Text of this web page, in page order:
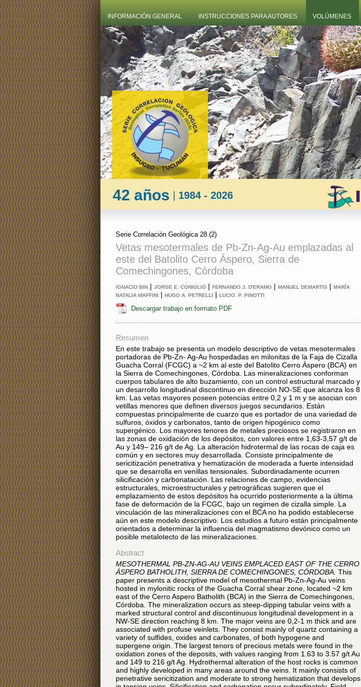
INFORMACIÓN GENERAL INSTRUCCIONES PARA AUTORES VOLÚMENES
42 años | 1984 - 2026
Serie Correlación Geológica 28 (2)
Vetas mesotermales de Pb-Zn-Ag-Au emplazadas al
este del Batolito Cerro Áspero, Sierra de
Comechingones, Córdoba
IGNACIO BIN | JORGE E. CONIGLIO | FERNANDO J. D'ERAMO | MANUEL DEMARTIS | MARÍA
NATALIA MAFFINI | HUGO A. PETRELLI | LUCIO. P. PINOTTI
Descargar trabajo en formato PDF
Resumen
En este trabajo se presenta un modelo descriptivo de vetas mesotermales
portadoras de Pb-Zn- Ag-Au hospedadas en milonitas de la Faja de Cizalla
Guacha Corral (FCGC) a ~2 km al este del Batolito Cerro Áspero (BCA) en
la Sierra de Comechingones, Córdoba. Las mineralizaciones conforman
cuerpos tabulares de alto buzamiento, con un control estructural marcado y
un desarrollo longitudinal discontinuo en dirección NO-SE que alcanza los 8
km. Las vetas mayores poseen potencias entre 0,2 y 1 m y se asocian con
vetillas menores que definen diversos juegos secundarios. Están
compuestas principalmente de cuarzo que es portador de una variedad de
sulfuros, óxidos y carbonatos, tanto de origen hipogénico como
supergénico. Los mayores tenores de metales preciosos se registraron en
las zonas de oxidación de los depósitos, con valores entre 1,63-3,57 g/t de
Au y 149– 216 g/t de Ag. La alteración hidrotermal de las rocas de caja es
común y en sectores muy desarrollada. Consiste principalmente de
sericitización penetrativa y hematización de moderada a fuerte intensidad
que se desarrolla en venillas tensionales. Subordinadamente ocurren
silicificación y carbonatación. Las relaciones de campo, evidencias
estructurales, microestructurales y petrográficas sugieren que el
emplazamiento de estos depósitos ha ocurrido posteriormente a la última
fase de deformación de la FCGC, bajo un regimen de cizalla simple. La
vinculación de las mineralizaciones con el BCA no ha podido establecerse
aún en este modelo descriptivo. Los estudios a futuro están principalmente
orientados a determinar la influencia del magmatismo devónico como un
posible metalotecto de las mineralizaciones.
Abstract
MESOTHERMAL PB-ZN-AG-AU VEINS EMPLACED EAST OF THE CERRO
ÁSPERO BATHOLITH, SIERRA DE COMECHINGONES, CÓRDOBA. This
paper presents a descriptive model of mesothermal Pb-Zn-Ag-Au veins
hosted in mylonitic rocks of the Guacha Corral shear zone, located ~2 km
east of the Cerro Aspero Batholith (BCA) in the Sierra de Comechingones,
Córdoba. The mineralization occurs as steep-dipping tabular veins with a
marked structural control and discontinuous longitudinal development in a
NW-SE direction reaching 8 km. The major veins are 0,2-1 m thick and are
associated with profuse veinlets. They consist mainly of quartz containing a
variety of sulfides, oxides and carbonates, of both hypogene and
supergene origin. The largest tenors of precious metals were found in the
oxidation zones of the deposits, with values ranging from 1.63 to 3.57 g/t Au
and 149 to 216 g/t Ag. Hydrothermal alteration of the host rocks is common
and highly developed in many areas around the veins. It mainly consists of
penetrative sericitization and moderate to strong hematization that develops